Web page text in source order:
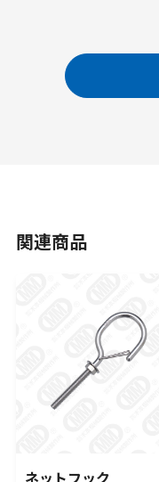
関連商品
ネットフック